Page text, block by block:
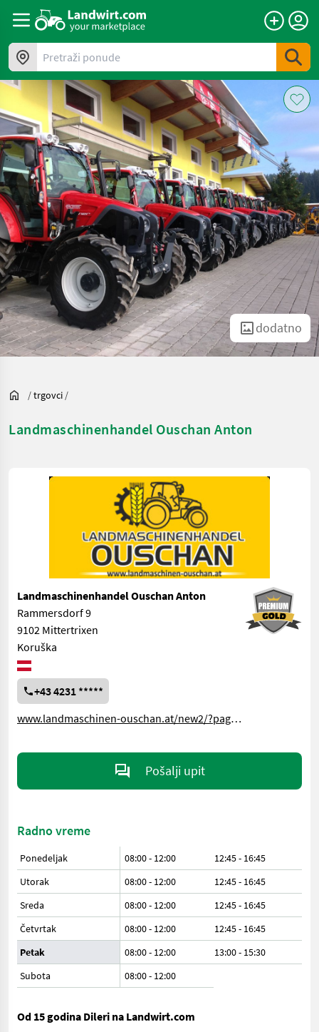
Pretraži ponude
dodatno
/trgovci /
Landmaschinenhandel Ouschan Anton
Landmaschinenhandel Ouschan Anton
Rammersdorf 9
9102 Mittertrixen
Koruška
+43 4231 *****
www.landmaschinen-ouschan.at/new2/?page_id=17295
Pošalji upit
Radno vreme
Ponedeljak 08:00 - 12:00
12:45 - 16:45
Utorak
08:00 - 12:00
12:45 - 16:45
Sreda
08:00 - 12:00
12:45 - 16:45
Četvrtak
08:00 - 12:00
12:45 - 16:45
Petak
08:00 - 12:00
13:00 - 15:30
Subota
08:00- 12:00
Od 15 godina Dileri na Landwirt.com